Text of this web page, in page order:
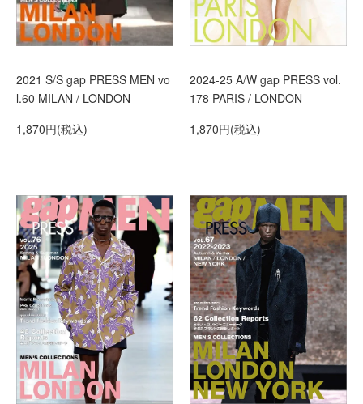
2021 S/S gap PRESS MEN vo
l.60 MILAN / LONDON
1,870円(税込)
2024-25 A/W gap PRESS vol.
178 PARIS / LONDON
1,870円(税込)